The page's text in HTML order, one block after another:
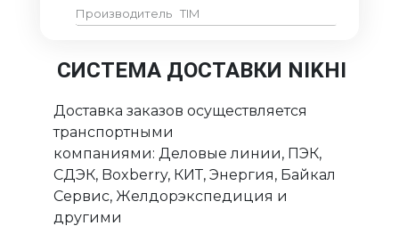
Производитель TIM
СИСТЕМА ДОСТАВКИ NIKHI
Доставка заказов осуществляется
транспортными
компаниями: Деловые линии, ПЭК,
СДЭК, Boxberry, КИТ, Энергия, Байкал
Сервис, Желдорэкспедиция и
другими